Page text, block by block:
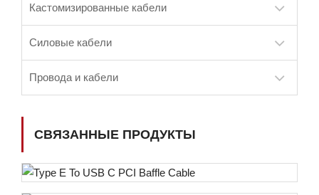
Кастомизированные кабели
Силовые кабели
Провода и кабели
СВЯЗАННЫЕ ПРОДУКТЫ